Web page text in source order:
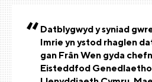
Datblygwyd y syniad
Imrie yn ystod rhaglen
gan Frân Wen gyda
Eisteddfod